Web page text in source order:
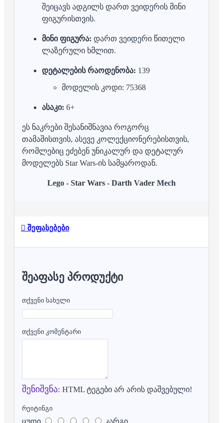
შეიცავს ადგილს დართ ვეიდერის მინი
ფიგურისთვის.
მინი ფიგურა: დართ ვეიდერი წითელი
ლაზერული ხმლით.
დეტალების რაოდენობა: 139
მოდელის კოდი: 75368
ასაკი: 6+
ეს ნაკრები შესანიშნავია როგორც
თამაშისთვის, ასევე კოლექციონერებისთვის,
რომლებიც ეძებენ უნიკალურ და დეტალურ
მოდელებს Star Wars-ის სამყაროდან.
Lego - Star Wars - Darth Vader Mech
შეფასებები
ᲨᲔᲐᲤᲐᲡᲔ ᲞᲠᲝᲓᲣᲥᲢᲘ
თქვენი სახელი
თქვენი კომენტარი
შენიშვნა: HTML ტეგები არ არის დაშვებული!
რეიტინგი
ცუდი კარგი